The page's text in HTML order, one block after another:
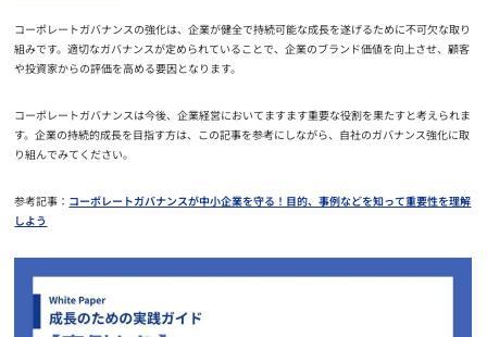
コーポレートガバナンスの強化は、企業が健全で持続可能な成長を遂げるために不可欠な取り
組みです。適切なガバナンスが定められていることで、企業のブランド価値を向上させ、顧客
や投資家からの評価を高める要因となります。
コーポレートガバナンスは今後、企業経営においてますます重要な役割を果たすと考えられま
す。企業の持続的成長を目指す方は、この記事を参考にしながら、自社のガバナンス強化に取
り組んでみてください。
参考記事： コーポレートガバナンスが中小企業を守る！目的、事例などを知って重要性を理解
しよう